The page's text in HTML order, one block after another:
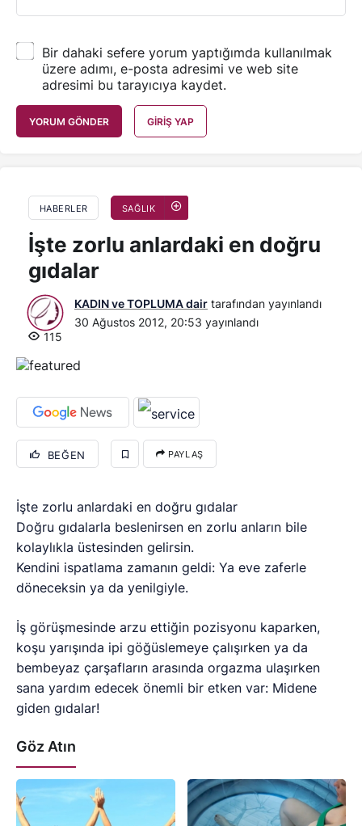
Bir dahaki sefere yorum yaptığımda kullanılmak
üzere adımı, e-posta adresimi ve web site
adresimi bu tarayıcıya kaydet.
YORUM GÖNDER GIRIŞ YAP
HABERLER SAĞLIK
İşte zorlu anlardaki en doğru
gıdalar
KADIN ve TOPLUMA dair tarafından yayınlandı
30 Ağustos 2012, 20:53 yayınlandı
115
BEĞEN PAYLAŞ
İşte zorlu anlardaki en doğru gıdalar
Doğru gıdalarla beslenirsen en zorlu anların bile
kolaylıkla üstesinden gelirsin.
Kendini ispatlama zamanın geldi: Ya eve zaferle
döneceksin ya da yenilgiyle.
İş görüşmesinde arzu ettiğin pozisyonu kaparken,
koşu yarışında ipi göğüslemeye çalışırken ya da
bembeyaz çarşafların arasında orgazma ulaşırken
sana yardım edecek önemli bir etken var: Midene
giden gıdalar!
Göz Atın